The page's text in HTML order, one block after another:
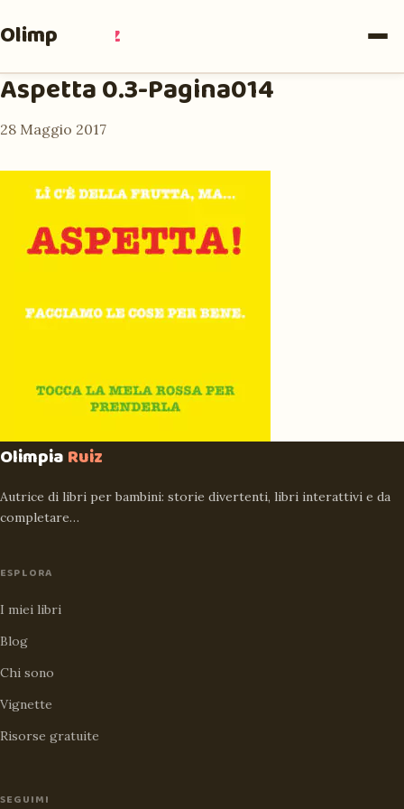
Olimpia Ruiz
Aspetta 0.3-Pagina014
28 Maggio 2017
OlimpiaRuiz
Autrice di libri per bambini: storie divertenti, libri interattivi e da
completare…
ESPLORA
I miei libri
Blog
Chi sono
Vignette
Risorse gratuite
SEGUIMI